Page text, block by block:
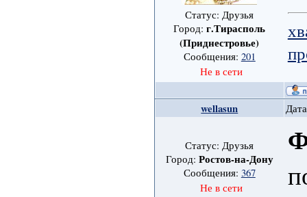
Статус: Друзья
Город:г.Тирасполь
(Приднестровье)
Сообщения: 201
Не в сети
wellasun
Статус: Друзья
Город: Ростов-на-Дону
Сообщения: 367
Не в сети